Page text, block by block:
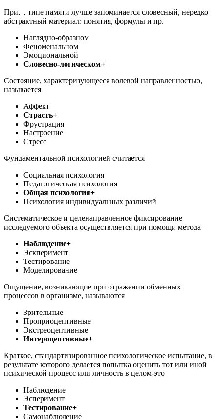
При… типе памяти лучше запоминается словесный, нередко
абстрактный материал: понятия, формулы и пр.
Наглядно-образном
Феноменальном
Эмоциональной
Словесно-логическом+
Состояние, характеризующееся волевой направленностью,
называется
Аффект
Страсть+
Фрустрация
Настроение
Стресс
Фундаментальной психологией считается
Социальная психология
Педагогическая психология
Общая психология+
Психология индивидуальных различий
Систематическое и целенаправленное фиксирование
исследуемого объекта осуществляется при помощи метода
Наблюдение+
Эскперимент
Тестирование
Моделирование
Ощущение, возникающие при отражении обменных
процессов в организме, называются
Зрительные
Проприоцептивные
Экстреоцептивные
Интероцептивные+
Краткое, стандартизированное психологическое испытание, в
результате которого делается попытка оценить тот или иной
психической процесс или личность в целом-это
Наблюдение
Эсперимент
Тестирование+
Самонаблюдение